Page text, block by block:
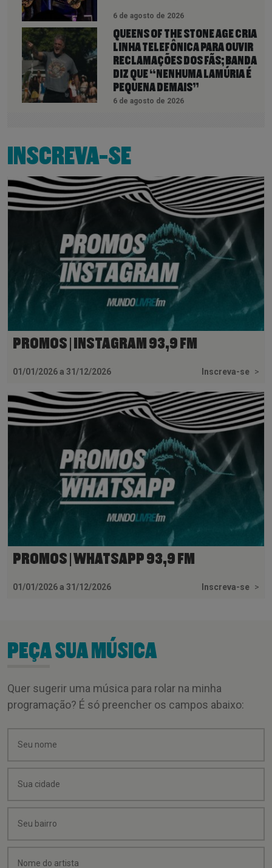
6 de agosto de 2026
QUEENS OF THE STONE AGE CRIA
LINHA TELEFÔNICA PARA OUVIR
RECLAMAÇÕES DOS FÃS; BANDA
DIZ QUE “NENHUMA LAMÚRIA É
PEQUENA DEMAIS”
6 de agosto de 2026
INSCREVA-SE
PROMOS | INSTAGRAM 93,9 FM
01/01/2026 a 31/12/2026 Inscreva-se >
PROMOS | WHATSAPP 93,9 FM
01/01/2026 a 31/12/2026 Inscreva-se >
PEÇA SUA MÚSICA
Quer sugerir uma música para rolar na minha
programação? É só preencher os campos abaixo: